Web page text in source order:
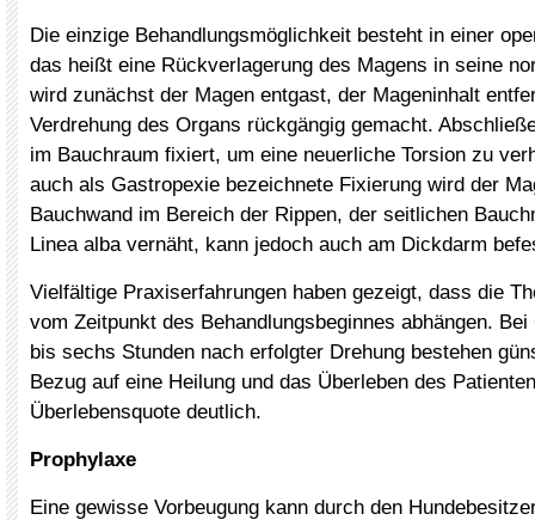
Die einzige Behandlungsmöglichkeit besteht in einer
das heißt eine Rückverlagerung des Magens in seine
wird zunächst der Magen entgast, der Mageninhalt
Verdrehung des Organs rückgängig gemacht.
im Bauchraum fixiert, um eine neuerliche Torsion zu
auch als Gastropexie bezeichnete Fixierung wird der
Bauchwand im Bereich der Rippen, der seitlichen
Linea alba vernäht, kann jedoch auch am Dickdarm
Vielfältige Praxiserfahrungen haben gezeigt, dass die
vom Zeitpunkt des Behandlungsbeginnes abhängen.
bis sechs Stunden nach erfolgter Drehung bestehen
Bezug auf eine Heilung und das Überleben des
Überlebensquote deutlich.
Prophylaxe
Eine gewisse Vorbeugung kann durch den